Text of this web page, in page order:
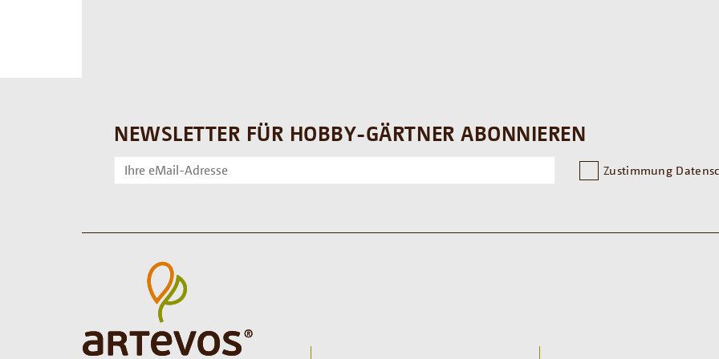
NEWSLETTER FÜR HOBBY-GÄRTNER ABONNIEREN
Zustimmung